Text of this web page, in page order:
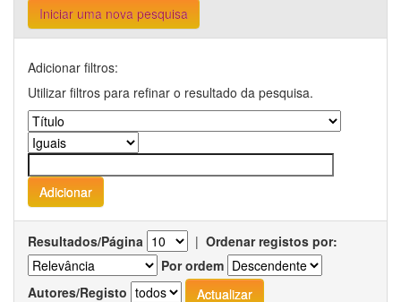
Iniciar uma nova pesquisa
Adicionar filtros:
Utilizar filtros para refinar o resultado da pesquisa.
Resultados/Página | Ordenar registos por:
Por ordem
Autores/Registo